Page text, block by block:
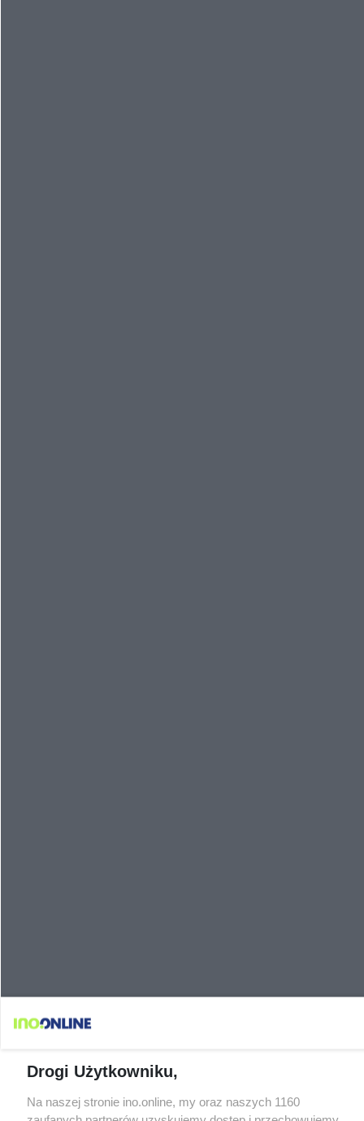
Drogi Użytkowniku,
Na naszej stronie ino.online, my oraz naszych 1160